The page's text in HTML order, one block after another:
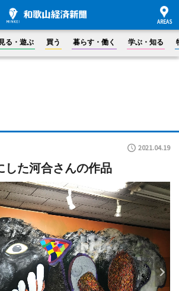
見る・遊ぶ 買う 暮らす・働く 学ぶ・知る
2021.04.19
した河合さんの作品